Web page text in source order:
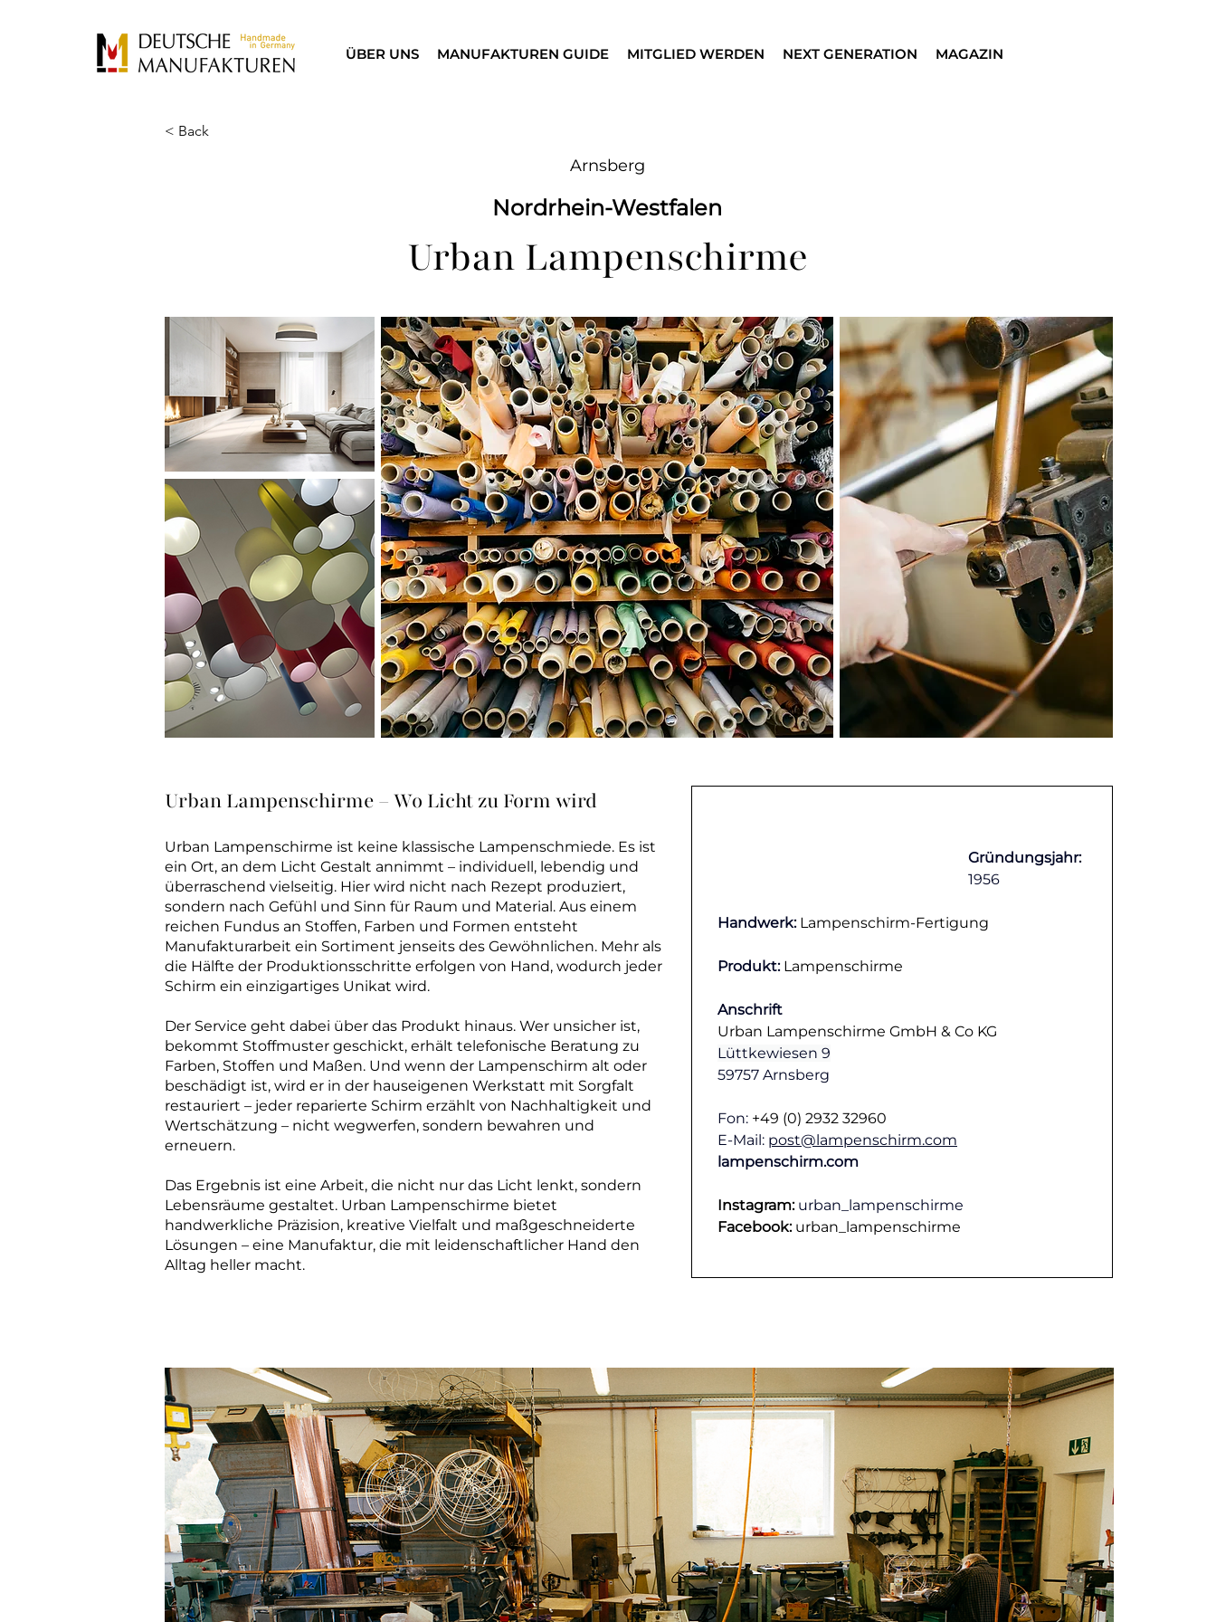
ÜBER UNS MANUFAKTUREN GUIDE MITGLIED WERDEN NEXT GENERATION MAGAZIN
< Back
Arnsberg
Nordrhein-Westfalen
Urban Lampenschirme
Urban Lampenschirme – Wo Licht zu Form wird
Urban Lampenschirme ist keine klassische Lampenschmiede. Es ist
ein Ort, an dem Licht Gestalt annimmt – individuell, lebendig und
überraschend vielseitig. Hier wird nicht nach Rezept produziert,
sondern nach Gefühl und Sinn für Raum und Material. Aus einem
reichen Fundus an Stoffen, Farben und Formen entsteht
Manufakturarbeit ein Sortiment jenseits des Gewöhnlichen. Mehr als
die Hälfte der Produktionsschritte erfolgen von Hand, wodurch jeder
Schirm ein einzigartiges Unikat wird.
Der Service geht dabei über das Produkt hinaus. Wer unsicher ist,
bekommt Stoffmuster geschickt, erhält telefonische Beratung zu
Farben, Stoffen und Maßen. Und wenn der Lampenschirm alt oder
beschädigt ist, wird er in der hauseigenen Werkstatt mit Sorgfalt
restauriert – jeder reparierte Schirm erzählt von Nachhaltigkeit und
Wertschätzung – nicht wegwerfen, sondern bewahren und
erneuern.
Das Ergebnis ist eine Arbeit, die nicht nur das Licht lenkt, sondern
Lebensräume gestaltet. Urban Lampenschirme bietet
handwerkliche Präzision, kreative Vielfalt und maßgeschneiderte
Lösungen – eine Manufaktur, die mit leidenschaftlicher Hand den
Alltag heller macht.
Gründungsjahr:
1956
Handwerk: Lampenschirm-Fertigung
Produkt: Lampenschirme
Anschrift
Urban Lampenschirme GmbH & Co KG
Lüttkewiesen 9
59757 Arnsberg
Fon: +49 (0) 2932 32960
E-Mail: post@lampenschirm.com
lampenschirm.com
Instagram: urban_lampenschirme
Facebook: urban_lampenschirme